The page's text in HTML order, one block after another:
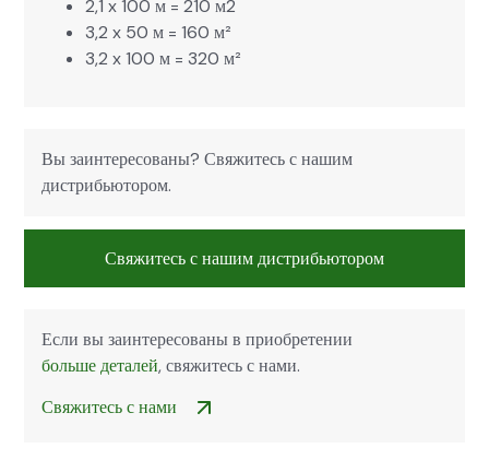
2,1 x 100 м = 210 м2
3,2 x 50 м = 160 м²
3,2 x 100 м = 320 м²
Вы заинтересованы? Свяжитесь с нашим
дистрибьютором.
Свяжитесь с нашим дистрибьютором
Если вы заинтересованы в приобретении
больше деталей, свяжитесь с нами.
Свяжитесь с нами